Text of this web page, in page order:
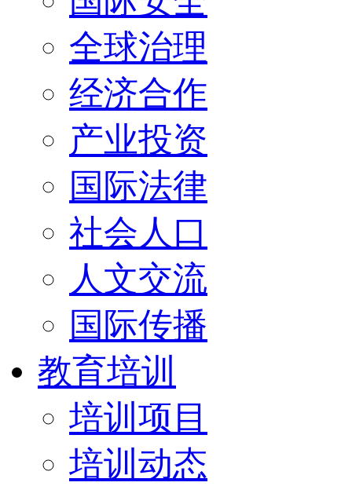
全球治理
经济合作
产业投资
国际法律
社会人口
人文交流
国际传播
教育培训
培训项目
培训动态